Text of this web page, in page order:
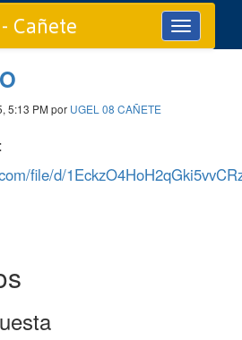
Toggle
navigation
Cañete
5:13 PM por UGEL 08 CAÑETE
file/d/